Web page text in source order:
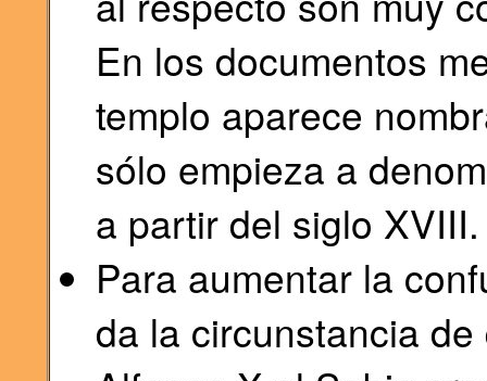
En los documentos
templo aparece
sólo empieza a
a partir del siglo XVIII.
Para aumentar la
da la circunstancia